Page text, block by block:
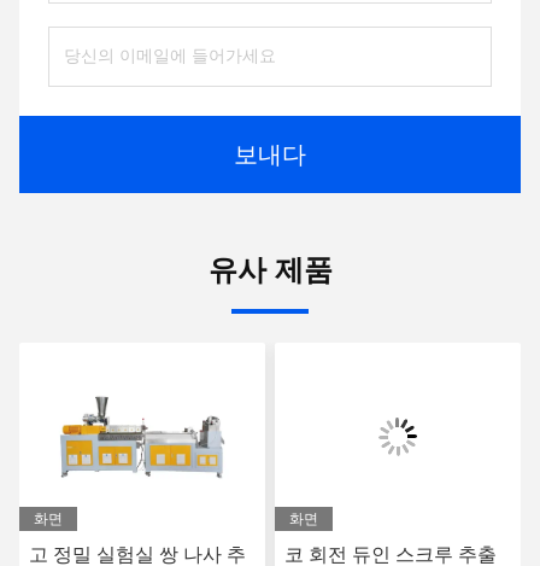
보내다
유사 제품
화면
고 정밀 실험실 쌍 나사 추
화면
코 회전 듀인 스크루 추출